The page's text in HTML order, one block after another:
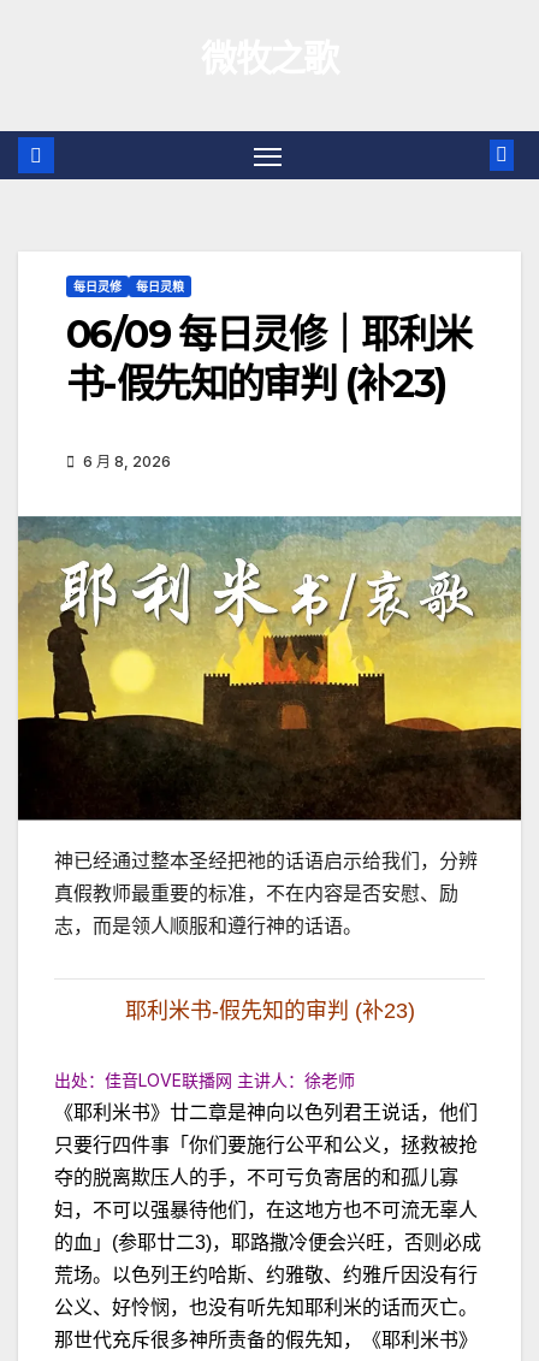
容
每日灵修 每日灵粮
06/09 每日灵修｜耶利米
书-假先知的审判 (补23)
6 月 8, 2026
神已经通过整本圣经把祂的话语启示给我们，分辨
真假教师最重要的标准，不在内容是否安慰、励
志，而是领人顺服和遵行神的话语。
耶利米书-假先知的审判 (补23)
出处：佳音LOVE联播网 主讲人：徐老师
《耶利米书》廿二章是神向以色列君王说话，他们
只要行四件事「你们要施行公平和公义，拯救被抢
夺的脱离欺压人的手，不可亏负寄居的和孤儿寡
妇，不可以强暴待他们，在这地方也不可流无辜人
的血」(参耶廿二3)，耶路撒冷便会兴旺，否则必成
荒场。以色列王约哈斯、约雅敬、约雅斤因没有行
公义、好怜悯，也没有听先知耶利米的话而灭亡。
那世代充斥很多神所责备的假先知，《耶利米书》